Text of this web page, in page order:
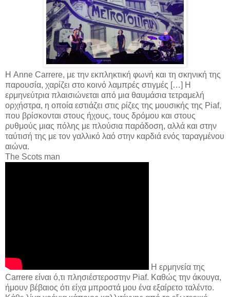
Η Anne Carrere, με την εκπληκτική φωνή και τη σκηνική της
παρουσία, χαρίζει στο κοινό λαμπρές στιγμές […] Η
ερμηνεύτρια πλαισιώνεται από μια θαυμάσια τετραμελή
ορχήστρα, η οποία εστιάζει στις ρίζες της μουσικής της Piaf,
που βρίσκονται στους ήχους, τους δρόμου και στους
ρυθμούς μιας πόλης με πλούσια παράδοση, αλλά και στην
ταύτισή της με τον γαλλικό λαό στην καρδιά ενός ταραγμένου
αιώνα.
The Scots man
Η ερμηνεία της
Carrere είναι ό,τι πλησιέστεροστην Piaf. Καθώς την άκουγα,
ήμουν βέβαιος ότι είχα μπροστά μου ένα εξαίρετο ταλέντο.